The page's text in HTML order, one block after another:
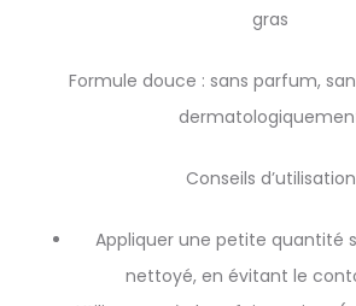
gras
Formule douce : sans parfum,
Conseils d’utilisation
Appliquer une petite quantité
nettoyé, en évitant le